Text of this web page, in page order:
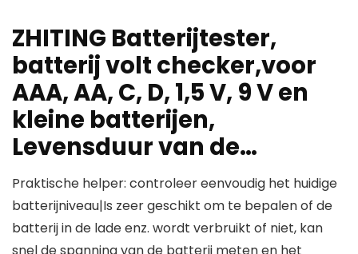
ZHITING Batterijtester,
batterij volt checker,voor
AAA, AA, C, D, 1,5 V, 9 V en
kleine batterijen,
Levensduur van de…
Praktische helper: controleer eenvoudig het huidige
batterijniveau|Is zeer geschikt om te bepalen of de
batterij in de lade enz. wordt verbruikt of niet, kan